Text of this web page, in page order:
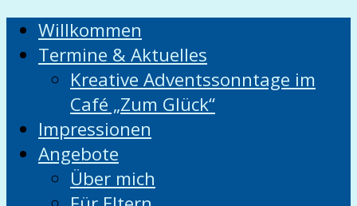
Willkommen
Termine & Aktuelles
Kreative Adventssonntage im
Café „Zum Glück“
Impressionen
Angebote
Über mich